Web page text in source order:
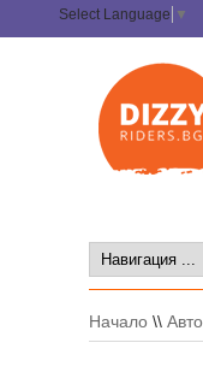
Select Language ▼
Начало \\